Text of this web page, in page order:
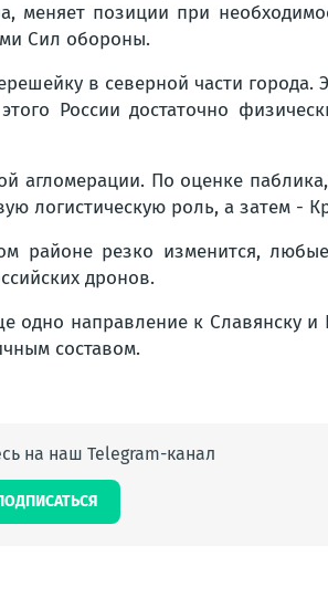
меняет позиции при
Сил обороны.
в северной части
России достаточно
агломерации. По оценке
логистическую роль, а затем -
районе резко изменится,
дронов.
одно направление к Славянску
составом.
на наш Telegram-канал